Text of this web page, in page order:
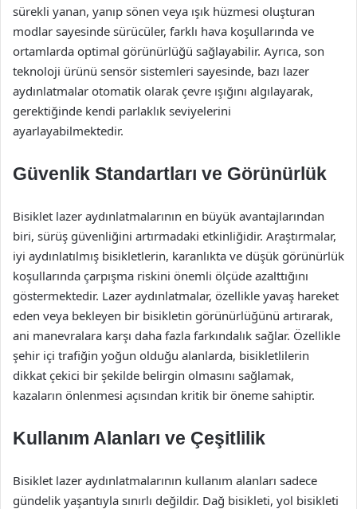
sürekli yanan, yanıp sönen veya ışık hüzmesi oluşturan
modlar sayesinde sürücüler, farklı hava koşullarında ve
ortamlarda optimal görünürlüğü sağlayabilir. Ayrıca, son
teknoloji ürünü sensör sistemleri sayesinde, bazı lazer
aydınlatmalar otomatik olarak çevre ışığını algılayarak,
gerektiğinde kendi parlaklık seviyelerini
ayarlayabilmektedir.
Güvenlik Standartları ve Görünürlük
Bisiklet lazer aydınlatmalarının en büyük avantajlarından
biri, sürüş güvenliğini artırmadaki etkinliğidir. Araştırmalar,
iyi aydınlatılmış bisikletlerin, karanlıkta ve düşük görünürlük
koşullarında çarpışma riskini önemli ölçüde azalttığını
göstermektedir. Lazer aydınlatmalar, özellikle yavaş hareket
eden veya bekleyen bir bisikletin görünürlüğünü artırarak,
ani manevralara karşı daha fazla farkındalık sağlar. Özellikle
şehir içi trafiğin yoğun olduğu alanlarda, bisikletlilerin
dikkat çekici bir şekilde belirgin olmasını sağlamak,
kazaların önlenmesi açısından kritik bir öneme sahiptir.
Kullanım Alanları ve Çeşitlilik
Bisiklet lazer aydınlatmalarının kullanım alanları sadece
gündelik yaşantıyla sınırlı değildir. Dağ bisikleti, yol bisikleti